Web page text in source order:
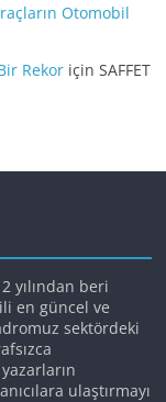
Otomobil
Rekor içinSAFFET
yılından beri
en güncel ve
sektördeki
ulaştırmayı